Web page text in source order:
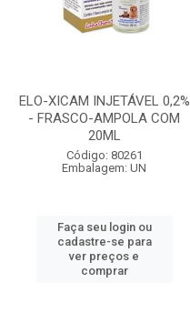
ELO-XICAM INJETÁVEL 0,2%
- FRASCO-AMPOLA COM
20ML
Código: 80261
Embalagem: UN
Faça seu login ou
cadastre-se para
ver preços e
comprar